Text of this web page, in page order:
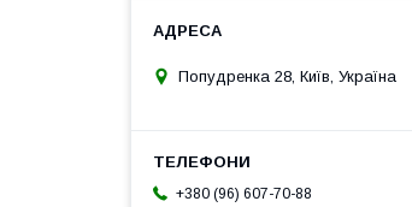
Попудренка 28, Київ, Україна
+380 (96) 607-70-88